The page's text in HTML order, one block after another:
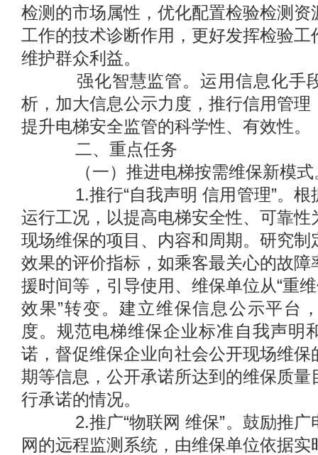
检测的市场属性，优化配置检验检测资
工作的技术诊断作用，更好发挥检验工
维护群众利益。
强化智慧监管。运用信息化手
析，加大信息公示力度，推行信用管理
提升电梯安全监管的科学性、有效性。
二、重点任务
（一）推进电梯按需维保新模式
1.推行“自我声明 信用管理”。根
运行工况，以提高电梯安全性、可靠性
现场维保的项目、内容和周期。研究制
效果的评价指标，如乘客最关心的故障
援时间等，引导使用、维保单位从“重
效果”转变。建立维保信息公示平台
度。规范电梯维保企业标准自我声明
诺，督促维保企业向社会公开现场维保
期等信息，公开承诺所达到的维保质量
行承诺的情况。
2.推广“物联网 维保”。鼓励推广
网的远程监测系统，由维保单位依据